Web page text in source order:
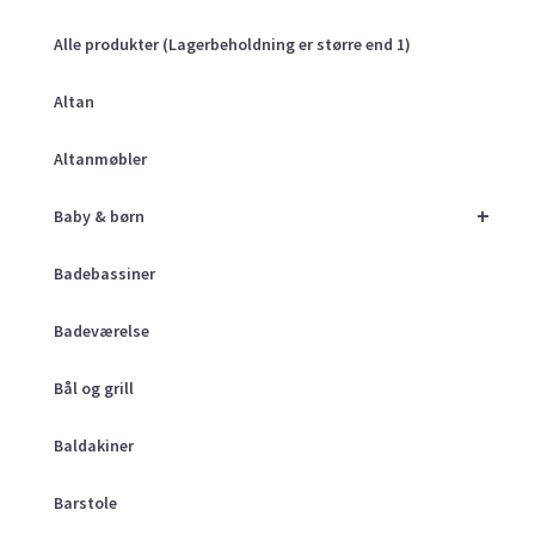
Alle produkter (Lagerbeholdning er større end 1)
Altan
Altanmøbler
+
Baby & børn
Badebassiner
Badeværelse
Bål og grill
Baldakiner
Barstole